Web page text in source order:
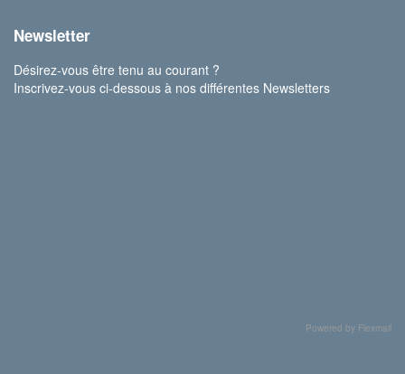
Newsletter
Désirez-vous être tenu au courant ?
Inscrivez-vous ci-dessous à nos différentes Newsletters
Powered by Flexmail